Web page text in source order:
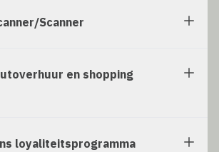
Scanner
en shopping
loyaliteitsprogramma